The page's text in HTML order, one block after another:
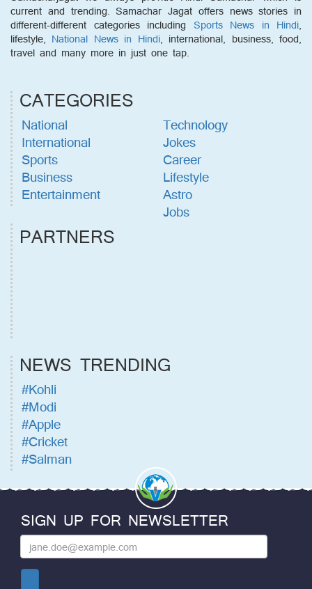
current and trending. Samachar Jagat offers news stories in
different-different categories including Sports News in Hindi,
lifestyle, National News in Hindi, international, business, food,
travel and many more in just one tap.
CATEGORIES
National
International
Sports
Business
Entertainment
Technology
Jokes
Career
Lifestyle
Astro
Jobs
PARTNERS
NEWS TRENDING
#Kohli
#Modi
#Apple
#Cricket
#Salman
SIGN UP FOR NEWSLETTER